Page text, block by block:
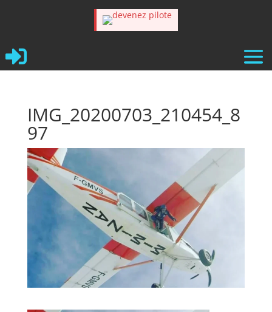

IMG_20200703_210454_8
97